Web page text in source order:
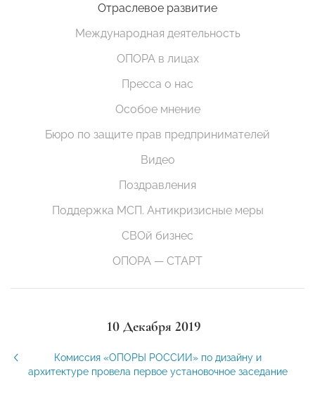
Отраслевое развитие
Международная деятельность
ОПОРА в лицах
Пресса о нас
Особое мнение
Бюро по защите прав предпринимателей
Видео
Поздравления
Поддержка МСП. Антикризисные меры
СВОй бизнес
ОПОРА — СТАРТ
10 Декабря 2019
Комиссия «ОПОРЫ РОССИИ» по дизайну и
архитектуре провела первое установочное заседание